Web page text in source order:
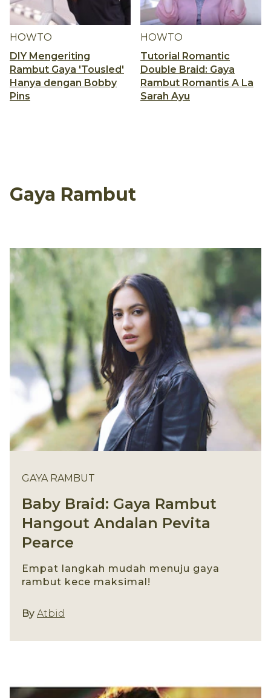
HOWTO
DIY Mengeriting
Rambut Gaya 'Tousled'
Hanya dengan Bobby
Pins
HOWTO
Tutorial Romantic
Double Braid: Gaya
Rambut Romantis A La
Sarah Ayu
Gaya Rambut
GAYA RAMBUT
Baby Braid: Gaya Rambut
Hangout Andalan Pevita
Pearce
Empat langkah mudah menuju gaya
rambut kece maksimal!
By Atbid